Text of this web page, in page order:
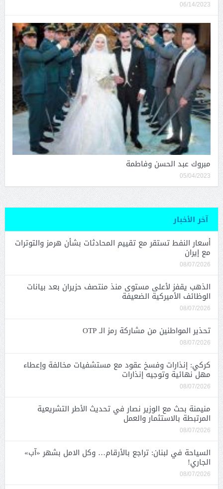
06/14/2023
مبروك عبد الحسن وفاطمة
05/04/2023
آخر الأخبار
أسعار النفط تستقر مع تقييم المحادثات بشأن هرمز والتوترات
مع إيران
08/07/2026
الذهب يقفز لأعلى مستوى منذ منتصف حزيران بعد بيانات
الوظائف الأميركية الضعيفة
08/07/2026
تحذير المواطنين من مشاركة رمز الـ OTP
08/07/2026
كركي: إنذارات وفسخ عقود مع مستشفيات مخالفة وإعطاء
مهل نهائية وتوجيه إنذارات
08/07/2026
منيمنة بحث مع الوزير نصار في تحديث الأطر التشريعية
المرتبطة بالاستثمار والعمل
08/07/2026
السياحة في لبنان: تراجع بالأرقام… وكل الامل بشهر «آب»
الجاري!
08/07/2026